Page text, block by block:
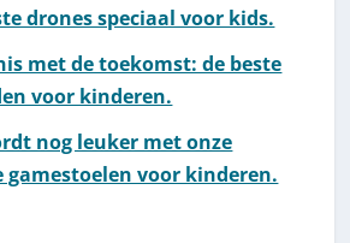
drones speciaal voor kids.
met de toekomst: de beste
voor kinderen.
nog leuker met onze
gamestoelen voor kinderen.